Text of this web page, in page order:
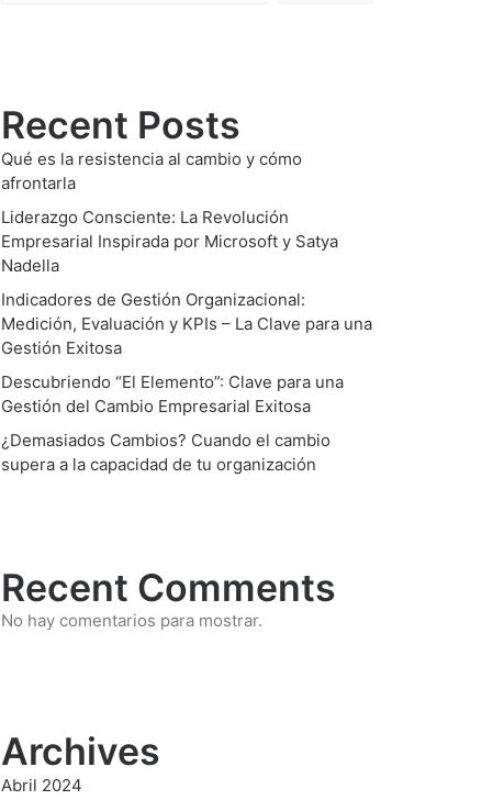
Recent Posts
Qué es la resistencia al cambio y cómo
afrontarla
Liderazgo Consciente: La Revolución
Empresarial Inspirada por Microsoft y Satya
Nadella
Indicadores de Gestión Organizacional:
Medición, Evaluación y KPIs – La Clave para una
Gestión Exitosa
Descubriendo “El Elemento”: Clave para una
Gestión del Cambio Empresarial Exitosa
¿Demasiados Cambios? Cuando el cambio
supera a la capacidad de tu organización
Recent Comments
No hay comentarios para mostrar.
Archives
Abril 2024